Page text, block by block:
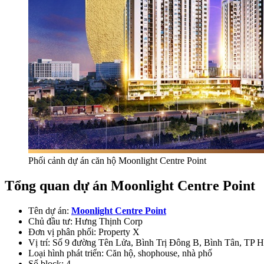
Phối cảnh dự án căn hộ Moonlight Centre Point
Tổng quan dự án Moonlight Centre Point
Tên dự án: Moonlight Centre Point
Chủ đầu tư: Hưng Thịnh Corp
Đơn vị phân phối: Property X
Vị trí: Số 9 đường Tên Lửa, Bình Trị Đông B, Bình Tân, TP
Loại hình phát triển: Căn hộ, shophouse, nhà phố